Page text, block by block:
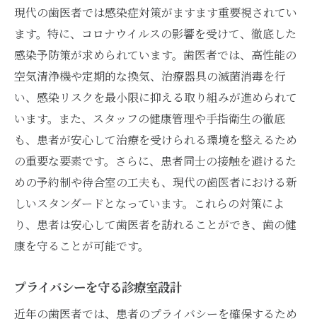
現代の歯医者では感染症対策がますます重要視されてい
ます。特に、コロナウイルスの影響を受けて、徹底した
感染予防策が求められています。歯医者では、高性能の
空気清浄機や定期的な換気、治療器具の滅菌消毒を行
い、感染リスクを最小限に抑える取り組みが進められて
います。また、スタッフの健康管理や手指衛生の徹底
も、患者が安心して治療を受けられる環境を整えるため
の重要な要素です。さらに、患者同士の接触を避けるた
めの予約制や待合室の工夫も、現代の歯医者における新
しいスタンダードとなっています。これらの対策によ
り、患者は安心して歯医者を訪れることができ、歯の健
康を守ることが可能です。
プライバシーを守る診療室設計
近年の歯医者では、患者のプライバシーを確保するため